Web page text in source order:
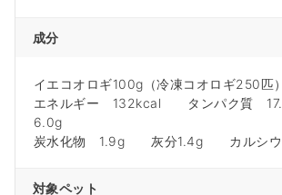
成分
イエコオロギ100g（冷凍コオロギ250匹
エネルギー 132kcal タンパク質
6.0g
炭水化物 1.9g 灰分1.4g カルシウ
対象ペット